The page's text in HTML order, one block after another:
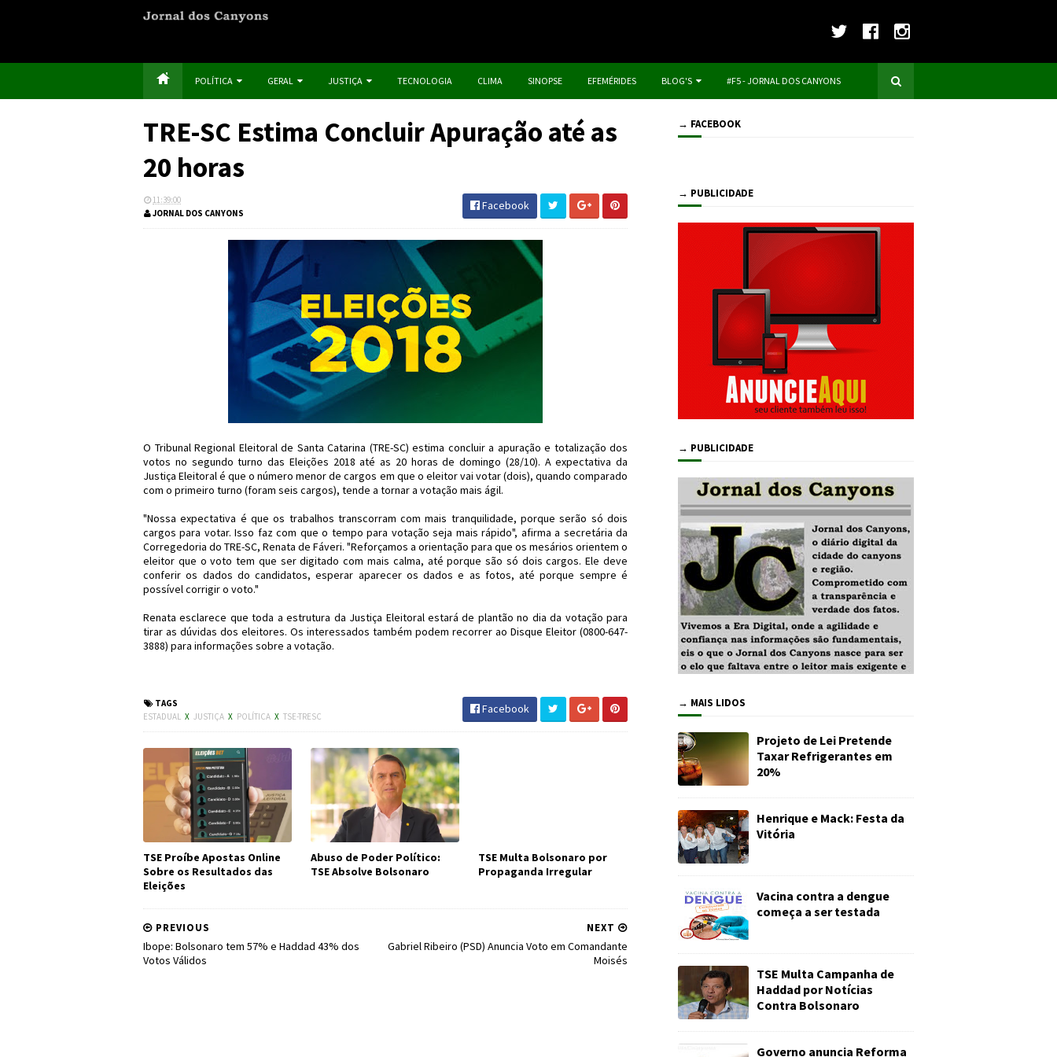
POLÍTICA GERAL JUSTIÇA TECNOLOGIA CLIMA SINOPSE EFEMÉRIDES BLOG'S #F5 - JORNAL DOS CANYONS
TRE-SC Estima Concluir Apuração até as
20 horas
11:39:00
JORNAL DOS CANYONS
Facebook
O Tribunal Regional Eleitoral de Santa Catarina (TRE-SC) estima concluir a apuração e totalização dos
votos no segundo turno das Eleições 2018 até as 20 horas de domingo (28/10). A expectativa da
Justiça Eleitoral é que o número menor de cargos em que o eleitor vai votar (dois), quando comparado
com o primeiro turno (foram seis cargos), tende a tornar a votação mais ágil.
"Nossa expectativa é que os trabalhos transcorram com mais tranquilidade, porque serão só dois
cargos para votar. Isso faz com que o tempo para votação seja mais rápido", afirma a secretária da
Corregedoria do TRE-SC, Renata de Fáveri. "Reforçamos a orientação para que os mesários orientem o
eleitor que o voto tem que ser digitado com mais calma, até porque são só dois cargos. Ele deve
conferir os dados do candidatos, esperar aparecer os dados e as fotos, até porque sempre é
possível corrigir o voto."
Renata esclarece que toda a estrutura da Justiça Eleitoral estará de plantão no dia da votação para
tirar as dúvidas dos eleitores. Os interessados também podem recorrer ao Disque Eleitor (0800-647-
3888) para informações sobre a votação.
TAGS
ESTADUAL X JUSTIÇA X POLÍTICA X TSE-TRESC
Facebook
TSE Proíbe Apostas Online
Sobre os Resultados das
Eleições
Abuso de Poder Político:
TSE Absolve Bolsonaro
TSE Multa Bolsonaro por
Propaganda Irregular
NEXT
Gabriel Ribeiro (PSD) Anuncia Voto em Comandante
Moisés
PREVIOUS
Ibope: Bolsonaro tem 57% e Haddad 43% dos
Votos Válidos
→ FACEBOOK
→ PUBLICIDADE
→ PUBLICIDADE
→ MAIS LIDOS
Projeto de Lei Pretende
Taxar Refrigerantes em
20%
Henrique e Mack: Festa da
Vitória
Vacina contra a dengue
começa a ser testada
TSE Multa Campanha de
Haddad por Notícias
Contra Bolsonaro
Governo anuncia Reforma